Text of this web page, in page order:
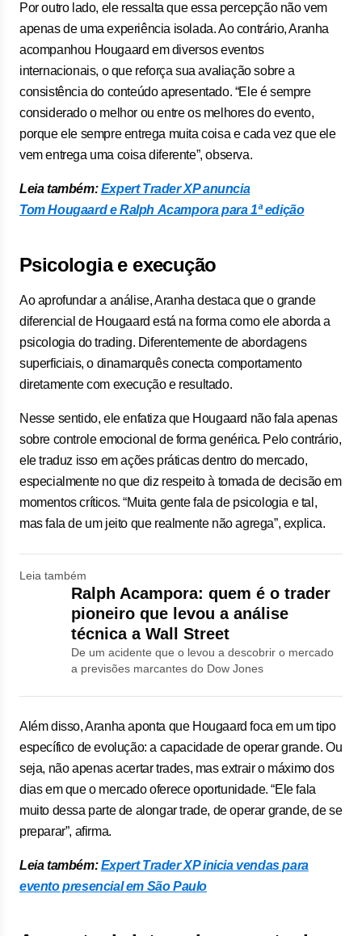
Por outro lado, ele ressalta que essa percepção não vem
apenas de uma experiência isolada. Ao contrário, Aranha
acompanhou Hougaard em diversos eventos
internacionais, o que reforça sua avaliação sobre a
consistência do conteúdo apresentado. “Ele é sempre
considerado o melhor ou entre os melhores do evento,
porque ele sempre entrega muita coisa e cada vez que ele
vem entrega uma coisa diferente”, observa.
Leia também: Expert Trader XP anuncia
Tom Hougaard e Ralph Acampora para 1ª edição
Psicologia e execução
Ao aprofundar a análise, Aranha destaca que o grande
diferencial de Hougaard está na forma como ele aborda a
psicologia do trading. Diferentemente de abordagens
superficiais, o dinamarquês conecta comportamento
diretamente com execução e resultado.
Nesse sentido, ele enfatiza que Hougaard não fala apenas
sobre controle emocional de forma genérica. Pelo contrário,
ele traduz isso em ações práticas dentro do mercado,
especialmente no que diz respeito à tomada de decisão em
momentos críticos. “Muita gente fala de psicologia e tal,
mas fala de um jeito que realmente não agrega”, explica.
Leia também
Ralph Acampora: quem é o trader
pioneiro que levou a análise
técnica a Wall Street
De um acidente que o levou a descobrir o mercado
a previsões marcantes do Dow Jones
Além disso, Aranha aponta que Hougaard foca em um tipo
específico de evolução: a capacidade de operar grande. Ou
seja, não apenas acertar trades, mas extrair o máximo dos
dias em que o mercado oferece oportunidade. “Ele fala
muito dessa parte de alongar trade, de operar grande, de se
preparar”, afirma.
Leia também: Expert Trader XP inicia vendas para
evento presencial em São Paulo